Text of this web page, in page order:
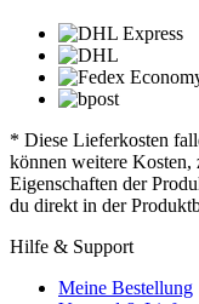
* Diese Lieferkosten
können weitere
Eigenschaften der
du direkt in der
Hilfe & Support
Meine Bestellung